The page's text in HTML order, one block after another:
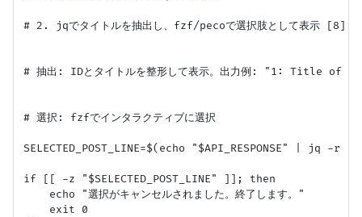
# 2. jqでタイトルを抽出し、fzf/pecoで選択肢として表示 [8]
# 抽出: IDとタイトルを整形して表示。出力例: "1: Title of
# 選択: fzfでインタラクティブに選択
SELECTED_POST_LINE=$(echo "$API_RESPONSE"
if [[ -z "$SELECTED_POST_LINE" ]]; then
    echo "選択がキャンセルされました。終了します。"
    exit 0